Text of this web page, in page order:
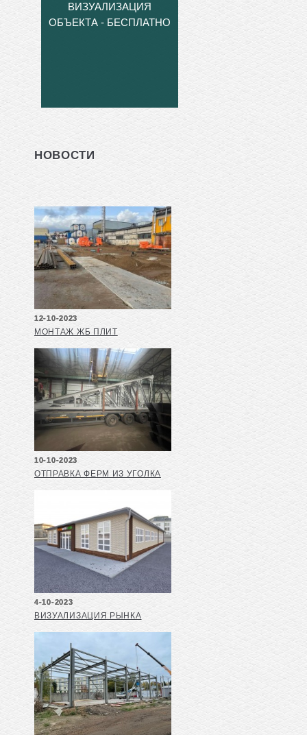
ВИЗУАЛИЗАЦИЯ
ОБЪЕКТА - БЕСПЛАТНО
НОВОСТИ
12-10-2023
МОНТАЖ ЖБ ПЛИТ
10-10-2023
ОТПРАВКА ФЕРМ ИЗ УГОЛКА
4-10-2023
ВИЗУАЛИЗАЦИЯ РЫНКА